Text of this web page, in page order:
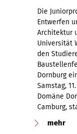
Die
Entwerfen
Architektur
Universität
den
Dornburg
Samstag,
Domäne
Camburg,
mehr